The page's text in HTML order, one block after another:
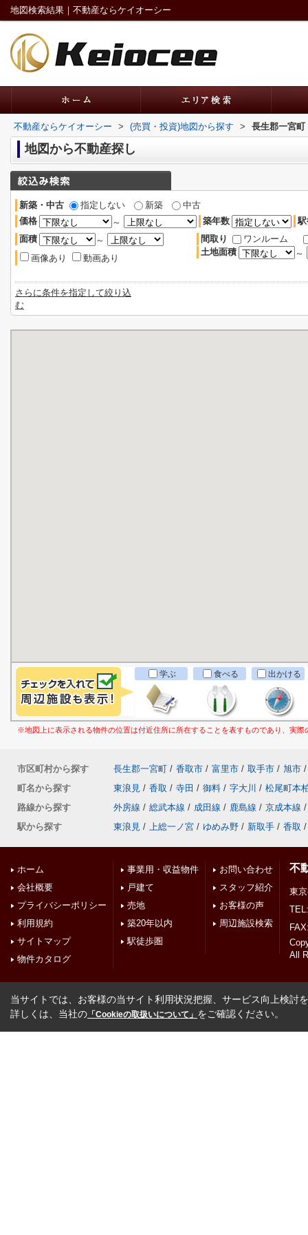
地図検索結果｜不動産ならケイオーシー
不動産ならケイオーシー > (売買・投資)地図から探す > 長生郡一宮町
地図から不動産探し
新築・中古 指定しない 新築
中古
価格
～ 築年数
面積
～
画像あり
動画あり
間取り
ワンルーム
土地面積
～
さらに条件を指定して絞り込
む
学ぶ 食べる 出かける
※地図上に表示される物件の位置は付近住所に所在することを表すものであり、実
市区町村から探す 長生郡一宮町 / 香取市 / 富里市 / 取手市 / 旭市 /
町名から探す
東浪見 / 香取 / 寺田 / 御料 / 字大川 / 松尾町本
路線から探す
外房線 / 総武本線 / 成田線 / 鹿島線 / 京成本線 /
駅から探す
東浪見 / 上総一ノ宮 / ゆめみ野 / 新取手 / 香取 /
ホーム
会社概要
プライバシーポリシー
利用規約
サイトマップ
物件カタログ
事業用・収益物件
戸建て
売地
築20年以内
駅徒歩圏
お問い合わせ
スタッフ紹介
お客様の声
周辺施設検索
不
東
All
当サイトでは、お客様の当サイト利用状況把握、サービス向上検討
詳しくは、当社の 「Cookieの取扱いについて」 をご確認ください。